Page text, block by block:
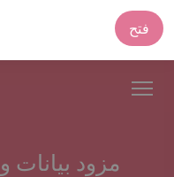
فتح
مزود بيانات